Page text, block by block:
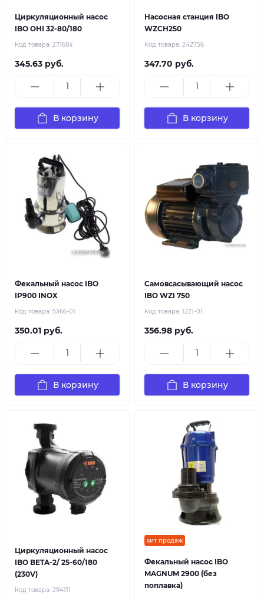
Циркуляционный насос
IBO OHI 32-80/180
Код товара: 271684
345.63 руб.
В корзину
Насосная станция IBO
WZСН250
Код товара: 242756
347.70 руб.
В корзину
Фекальный насос IBO
IP900 INOX
Код товара: 5366-01
350.01 руб.
В корзину
Самовсасывающий насос
IBO WZI 750
Код товара: 1221-01
356.98 руб.
В корзину
Циркуляционный насос
IBO BETA-2/ 25-60/180
(230V)
Код товара: 294111
хит продаж
Фекальный насос IBO
MAGNUM 2900 (без
поплавка)